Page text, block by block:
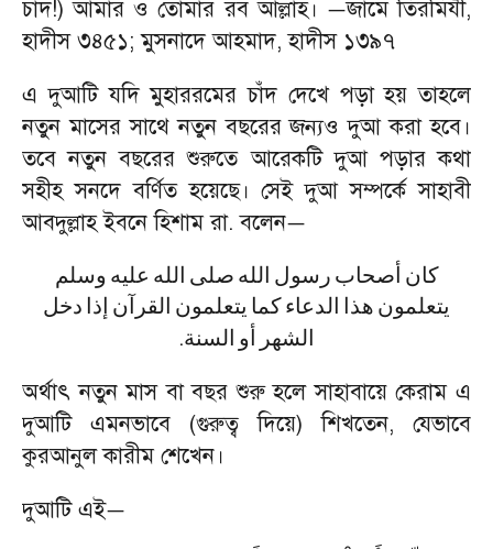
চাঁদ!) আমার ও তোমার রব আল্লাহ। —জামে তিরমিযী,
হাদীস ৩৪৫১;মুসনাদে আহমাদ,হাদীস ১৩৯৭
এ দুআটি যদি মুহাররমের চাঁদ দেখে পড়া হয় তাহলে
নতুন মাসের সাথে নতুন বছরের জন্যও দুআ করা হবে।
তবে নতুন বছরের শুরুতে আরেকটি দুআ পড়ার কথা
সহীহ সনদে বর্ণিত হয়েছে। সেই দুআ সম্পর্কে সাহাবী
আবদুল্লাহ ইবনে হিশাম রা. বলেন—
كان أصحاب رسول الله صلى الله عليه وسلم
يتعلمون هذا الدعاءكما يتعلمون القرآن إذا دخل
الشهر
أو السنة.
অর্থাৎ নতুন মাস বা বছর শুরু হলে সাহাবায়ে কেরাম এ
দুআটি এমনভাবে (গুরুত্ব দিয়ে) শিখতেন, যেভাবে
কুরআনুল কারীম শেখেন।
দুআটি এই—